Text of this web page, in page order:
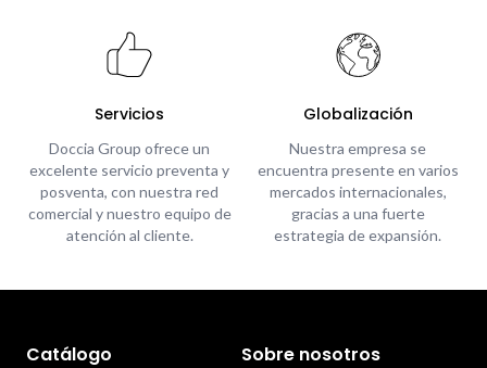
Servicios
Doccia Group ofrece un
excelente servicio preventa y
posventa, con nuestra red
comercial y nuestro equipo de
atención al cliente.
Globalización
Nuestra empresa se
encuentra presente en varios
mercados internacionales,
gracias a una fuerte
estrategia de expansión.
Catálogo Sobre nosotros